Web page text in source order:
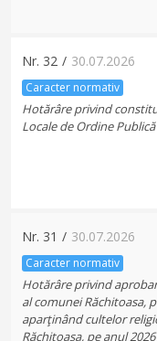
Nr. 32 / 30.07.2026
Caracter normativ
Hotărâre privind
Locale de Ordine Publică
Nr. 31 / 30.07.2026
Caracter normativ
Hotărâre privind
al comunei Răchitoasa,
aparţinând cultelor
Răchitoasa, pe anul 2026